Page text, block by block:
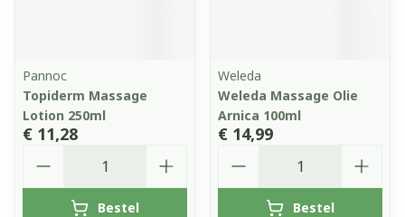
Pannoc
Topiderm Massage
Lotion 250ml
€ 11,28
Bestel
Weleda
Weleda Massage Olie
Arnica 100ml
€ 14,99
Bestel